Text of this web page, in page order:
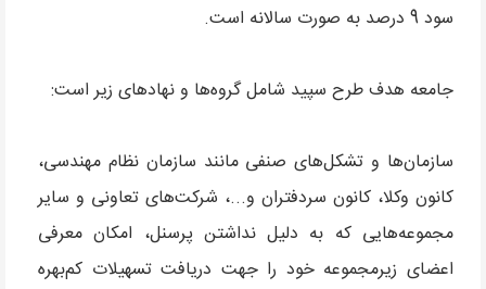
سود 9 درصد به صورت سالانه است.
جامعه هدف طرح سپید شامل گروه‌ها و نهادهای زیر است:
سازمان‌ها و تشکل‌های صنفی مانند سازمان نظام مهندسی،
کانون وکلا، کانون سردفتران و...، شرکت‌های تعاونی و سایر
مجموعه‌هایی که به دلیل نداشتن پرسنل، امکان معرفی
اعضای زیرمجموعه خود را جهت دریافت تسهیلات کم‌بهره